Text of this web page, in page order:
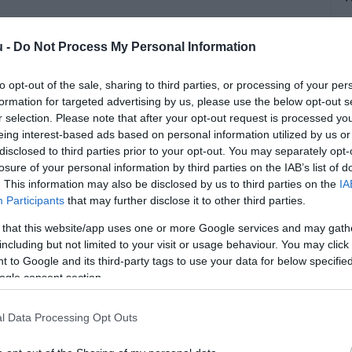
- Do Not Process My Personal Information
opt-out of the sale, sharing to third parties, or processing of your
for targeted advertising by us, please use the below opt-out
selection. Please note that after your opt-out request is processed
interest-based ads based on personal information utilized by us
to third parties prior to your opt-out. You may separately
of your personal information by third parties on the IAB’s list of
This information may also be disclosed by us to third parties on the
Participants that may further disclose it to other third parties.
that this website/app uses one or more Google services and may
but not limited to your visit or usage behaviour. You may
to Google and its third-party tags to use your data for below
consent section.
Data Processing Opt Outs
a Rádió1 műsorvezetője profi
mostanság már a kriptovalutákra,
tapasztalatairól az Indexnek adott